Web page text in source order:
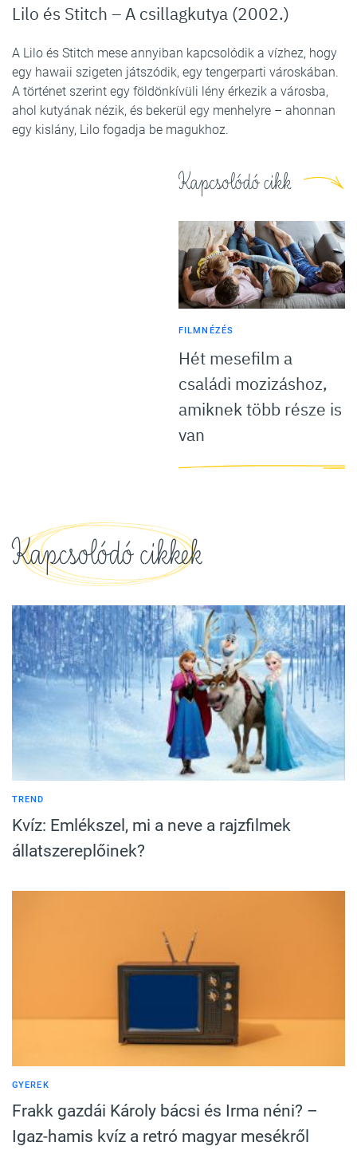
Lilo és Stitch – A csillagkutya (2002.)
A Lilo és Stitch mese annyiban kapcsolódik a vízhez, hogy
egy hawaii szigeten játszódik, egy tengerparti városkában.
A történet szerint egy földönkívüli lény érkezik a városba,
ahol kutyának nézik, és bekerül egy menhelyre – ahonnan
egy kislány, Lilo fogadja be magukhoz.
Kapcsolódó cikk
FILMNÉZÉS
Hét mesefilm a
családi mozizáshoz,
amiknek több része is
van
Kapcsolódó cikkek
TREND
Kvíz: Emlékszel, mi a neve a rajzfilmek
állatszereplőinek?
GYEREK
Frakk gazdái Károly bácsi és Irma néni? –
Igaz-hamis kvíz a retró magyar mesékről